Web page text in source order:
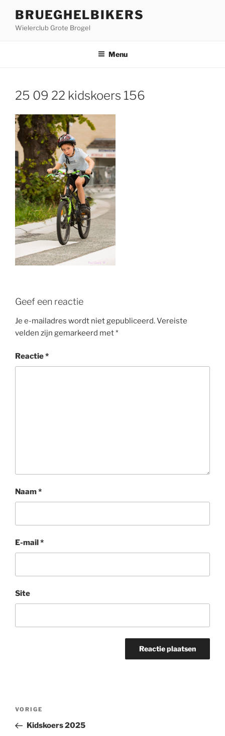
BRUEGHELBIKERS
Wielerclub Grote Brogel
Menu
25 09 22 kidskoers 156
Geef een reactie
Je e-mailadres wordt niet gepubliceerd.Vereiste
velden zijn gemarkeerd met*
Reactie*
Naam*
E-mail*
Site
Bericht
Vorig
bericht
VORIGE
Kidskoers 2025